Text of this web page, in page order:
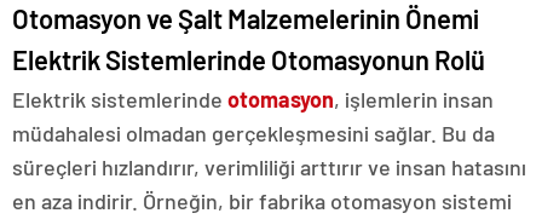
Otomasyon ve Şalt Malzemelerinin Önemi
Elektrik Sistemlerinde Otomasyonun Rolü
Elektrik sistemlerinde otomasyon, işlemlerin insan
müdahalesi olmadan gerçekleşmesini sağlar. Bu da
süreçleri hızlandırır, verimliliği arttırır ve insan hatasını
en aza indirir. Örneğin, bir fabrika otomasyon sistemi